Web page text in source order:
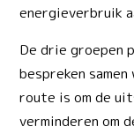
energieverbruik
De drie groepen
bespreken
route is om de
verminderen om